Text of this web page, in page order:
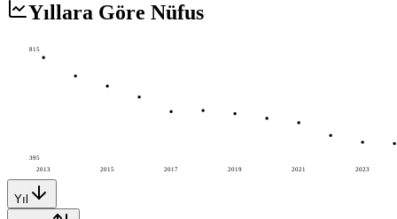
Yıllara Göre Nüfus
2013 2015 2017 2019 2021 2023
815
395
Yıl